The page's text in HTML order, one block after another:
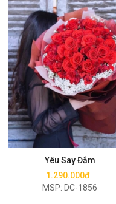
Yêu Say Đắm
1.290.000đ
MSP: DC-1856
Mua ngay